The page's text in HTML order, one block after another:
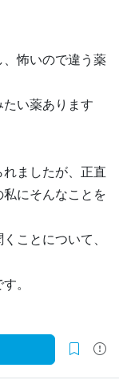
怖いので違う薬
い薬あります
ましたが、正直
にそんなことを
ことについて、
。